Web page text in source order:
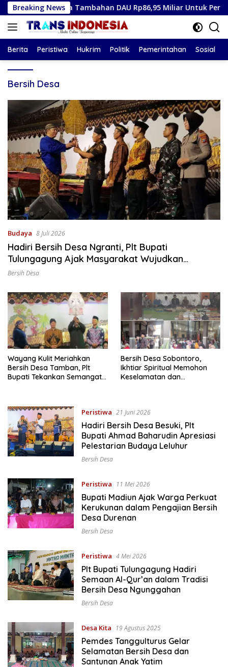
Langsung
ke
konten
Breaking News
Terima Tambahan DAU Rp86,95 Miliar Untuk Perkuat Belanja
Berita Peristiwa Hukrim Politik Pemerintahan Sosial
Bersih Desa
Budaya 8 Juli 2026
Hadiri Bersih Desa Ngranti, Plt Bupati
Tulungagung Ajak Masyarakat Wujudkan
Tulungagung yang Aman dan Rukun
Bersih Desa
Wayang Kulit Meriahkan
Bersih Desa Tamban, Plt
Bupati Tekankan Semangat
Bersih Desa Sobontoro,
Ikhtiar Spiritual Memohon
Keselamatan dan
Peristiwa 21 Juni 2026
Hadiri Bersih Desa Besuki, Plt
Bupati Ahmad Baharudin Apresiasi
Pelestarian Budaya Leluhur
Bersih Desa
Peristiwa 11 Mei 2026
Bupati Madiun Ajak Warga Perkuat
Kerukunan dalam Pengajian Bersih
Desa Durenan
Bersih Desa
Peristiwa 4 Mei 2026
Plt Bupati Tulungagung Hadiri
Semaan Al-Qur’an dalam Tradisi
Bersih Desa Ngunggahan
Bersih Desa
Desa Kita 19 Agustus 2025
Pemdes Tanggulturus Gelar
Selamatan Bersih Desa dan
Santunan Anak Yatim